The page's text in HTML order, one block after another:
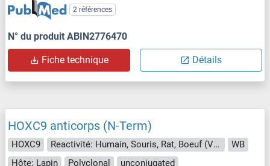
2 références
N° du produit ABIN2776470
Fiche technique Détails
HOXC9 anticorps (N-Term)
HOXC9 Reactivité: Humain, Souris, Rat, Boeuf (Vache), Chévre, Lapin, Poisson zèbre (Danio rerio), Roussette (Chauve-souris), Singe, Hamster
WB
Hôte: Lapin
Polyclonal unconjugated